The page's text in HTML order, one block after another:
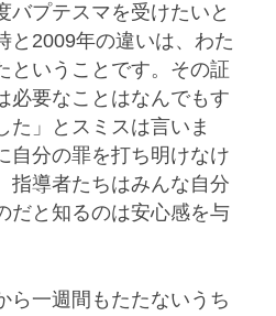
バプテスマを受けたいと
と2009年の違いは、わた
ということです。その証
必要なことはなんでもす
た」とスミスは言いま
自分の罪を打ち明けなけ
指導者たちはみんな自分
だと知るのは安心感を与
ら一週間もたたないうち